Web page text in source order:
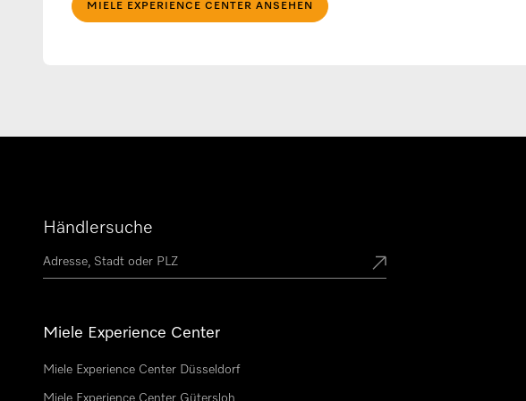
MIELE EXPERIENCE CENTER ANSEHEN
Händlersuche
Miele Experience Center
Miele Experience Center Düsseldorf
Miele Experience Center Gütersloh